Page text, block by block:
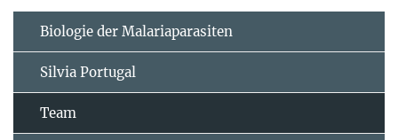
Biologie der Malariaparasiten
Silvia Portugal
Team